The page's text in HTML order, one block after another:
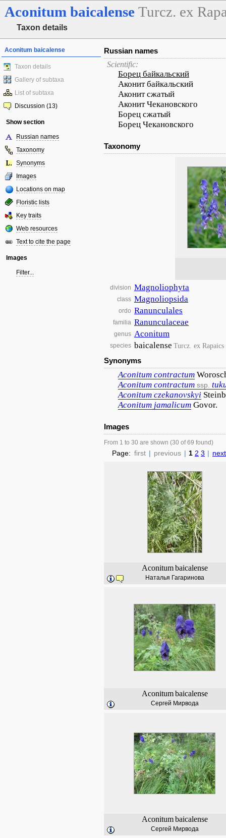
Aconitum baicalense Turcz. ex
Taxon details
Aconitum baicalense
Taxon details
Gallery of subtaxa
List of subtaxa
Discussion (13)
Show section
Russian names
Taxonomy
Synonyms
Images
Locations on map
Floristic lists
Key traits
Web resources
Text to cite the page
Images
Filter...
Russian names
Scientific:
Борец байкальский
Аконит байкальский
Аконит сжатый
Аконит Чекановского
Борец сжатый
Борец Чекановского
Taxonomy
division Magnoliophyta
class Magnoliopsida
ordo Ranunculales
familia Ranunculaceae
genus Aconitum
species baicalense Turcz. ex Rapaics
Synonyms
Aconitum contractum
Aconitum contractum ssp.
Aconitum czekanovskyi
Aconitum jamalicum Govor.
Images
From 1 to 30 are shown (30 of 69 found)
Page: first | previous | 1 2 3 | next
Aconitum baicalense
Наталья Гагаринова
Aconitum baicalense
Сергей Мирвода
Aconitum baicalense
Сергей Мирвода